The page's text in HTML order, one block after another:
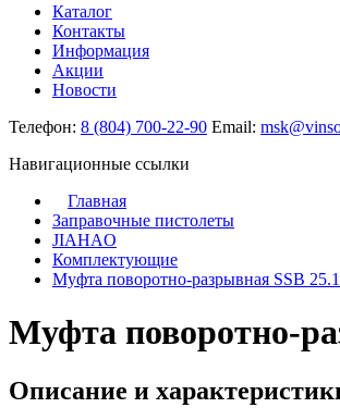
Каталог
Контакты
Информация
Акции
Новости
Телефон: 8 (804) 700-22-90 Email:
Навигационные ссылки
Главная
Заправочные пистолеты
JIAHAO
Комплектующие
Муфта поворотно-разрывная SSB
Муфта поворотно-
Описание и